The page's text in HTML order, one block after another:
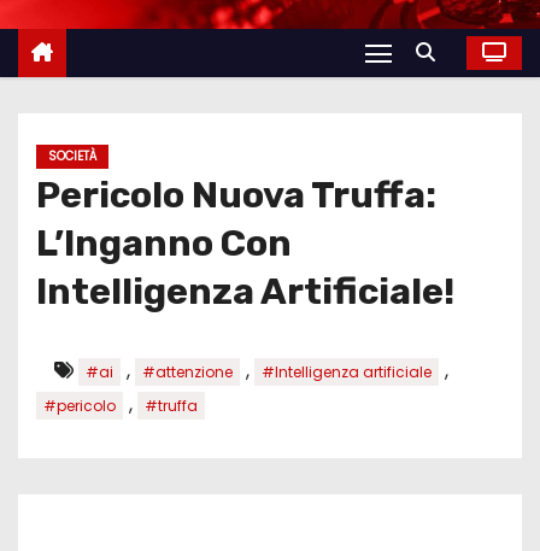
SOCIETÀ
Pericolo Nuova Truffa:
L’Inganno Con
Intelligenza Artificiale!
#ai , #attenzione , #Intelligenza artificiale ,
#pericolo , #truffa